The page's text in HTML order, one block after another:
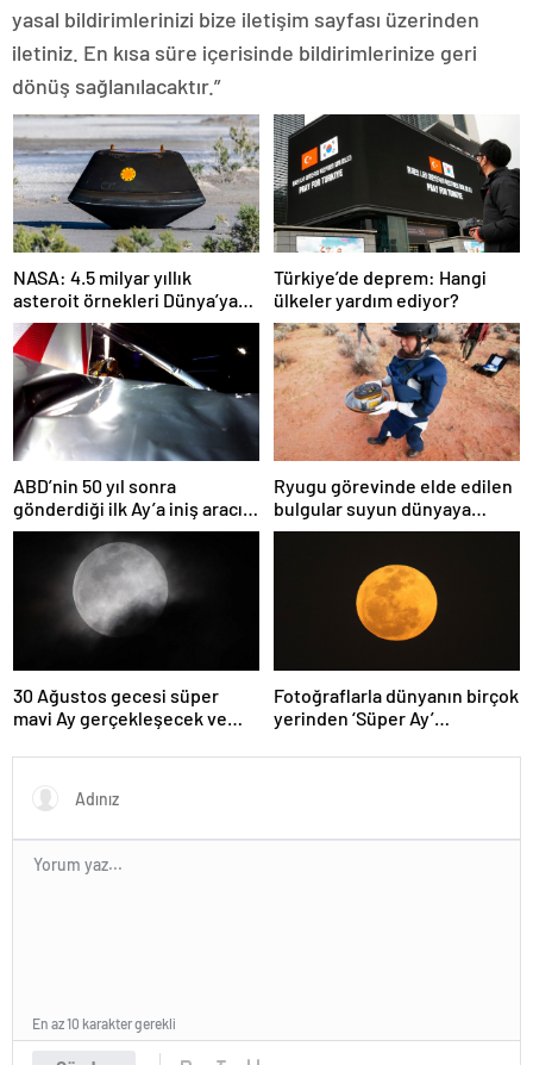
yasal bildirimlerinizi bize iletişim sayfası üzerinden
iletiniz. En kısa süre içerisinde bildirimlerinize geri
dönüş sağlanılacaktır.”
NASA: 4.5 milyar yıllık
asteroit örnekleri Dünya’ya
getirildi; yaşamın
başlangıcına ışık tutabilir
Türkiye’de deprem: Hangi
ülkeler yardım ediyor?
ABD’nin 50 yıl sonra
gönderdiği ilk Ay’a iniş aracı
Peregrine atmosferde
yanarak denize düştü
Ryugu görevinde elde edilen
bulgular suyun dünyaya
asteroitlerce getirilmiş
30 Ağustos gecesi süper
mavi Ay gerçekleşecek ve
olacak
Fotoğraflarla dünyanın birçok
yerinden ‘Süper Ay’
En az 10 karakter gerekli